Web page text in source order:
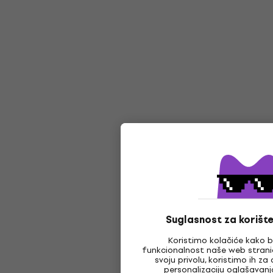
Suglasnost za
Koristimo kolačiće kako
funkcionalnost naše web
svoju privolu, koristimo ih
personalizaciju